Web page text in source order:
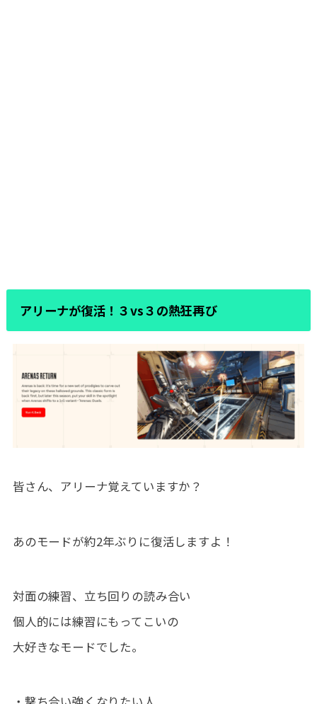
アリーナが復活！３vs３の熱狂再び
皆さん、アリーナ覚えていますか？
あのモードが約2年ぶりに復活しますよ！
対面の練習、立ち回りの読み合い
個人的には練習にもってこいの
大好きなモードでした。